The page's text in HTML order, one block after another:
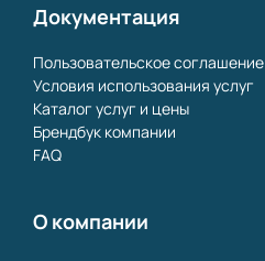
Документация
Пользовательское соглашение
Условия использования услуг
Каталог услуг и цены
Брендбук компании
FAQ
О компании